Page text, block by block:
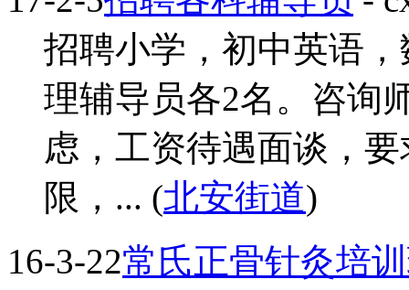
招聘小学，初中英语
理辅导员各2名。咨询
虑，工资待遇面谈，
限，... (北安街道)
16-3-22常氏正骨针灸培